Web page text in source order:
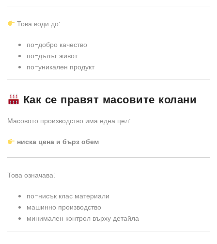
Това води до:
по-добро качество
по-дълъг живот
по-уникален продукт
Как се правят масовите колани
Масовото производство има една цел:
ниска цена и бърз обем
Това означава:
по-нисък клас материали
машинно производство
минимален контрол върху детайла